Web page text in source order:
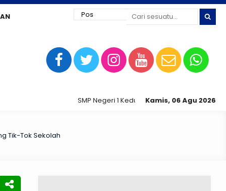
Kamis, 06 Agu 2026
SMP Negeri 1 Kedungtuban jaya siap digital !
Tik-Tok Sekolah